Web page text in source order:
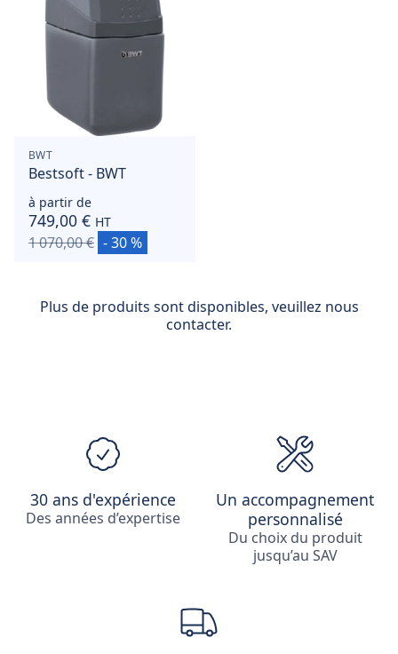
BWT
Bestsoft - BWT
à partir de
749,00 € HT
1 070,00 € - 30 %
Plus de produits sont disponibles, veuillez nous
contacter.
30 ans d'expérience
Des années d’expertise
Un accompagnement
personnalisé
Du choix du produit
jusqu’au SAV